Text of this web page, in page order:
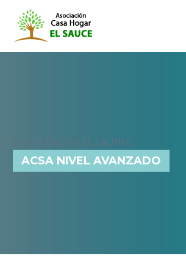
CERTIFICACIÓN DE CALIDAD
ACSA NIVEL AVANZADO